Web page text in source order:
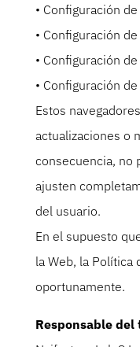
• Configuración
• Configuración
• Configuración
• Configuración
Estos
actualizaciones o
consecuencia, no
ajusten
del usuario.
En el supuesto
la Web, la Política
oportunamente.
Responsable